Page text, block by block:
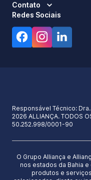
Contato
Redes Sociais
Responsável Técnico:
2026 ALLIANÇA. TODOS
50.252.998/0001-90
O Grupo Alliança e
nos estados da Bahia
produtos e